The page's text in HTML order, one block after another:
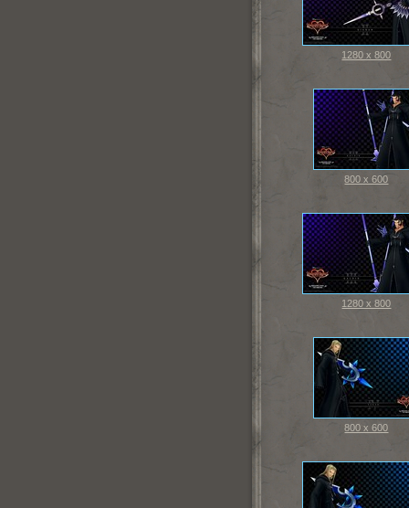
1280 x 800
800 x 600
1280 x 800
800 x 600